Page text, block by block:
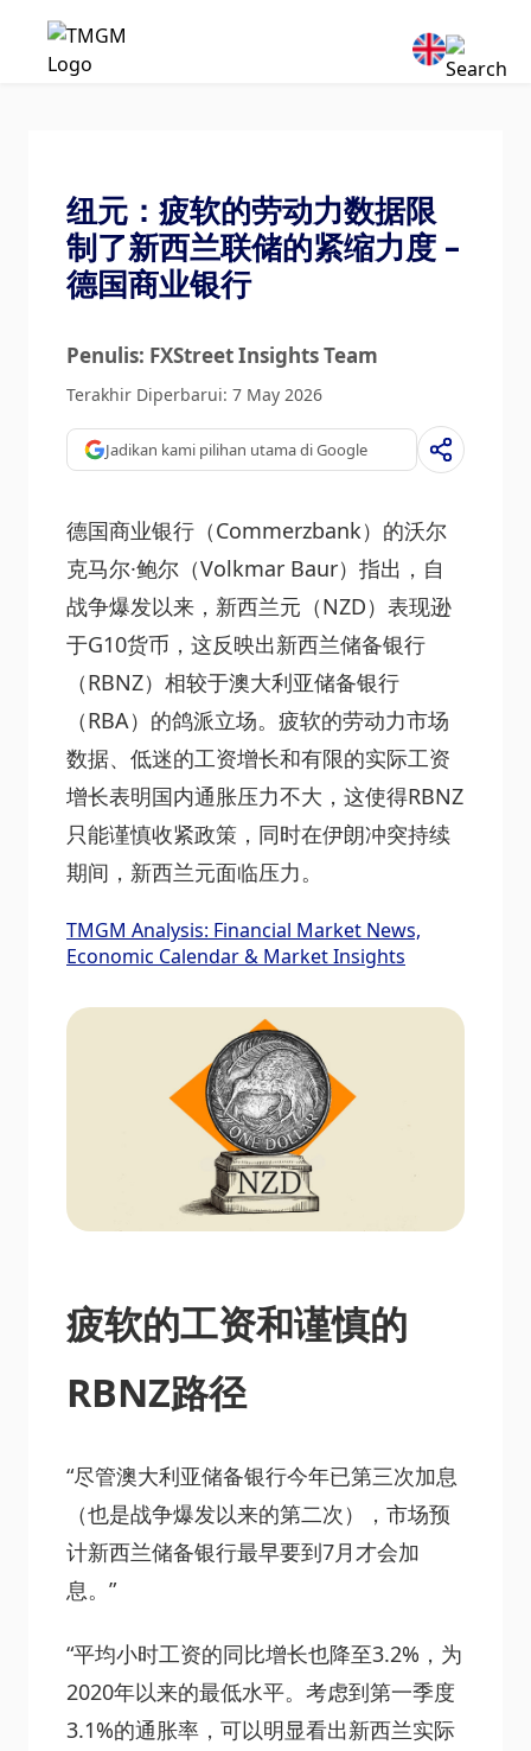
纽元：疲软的劳动力数据限
制了新西兰联储的紧缩力度 –
德国商业银行
Penulis: FXStreet Insights Team
Terakhir Diperbarui: 7 May 2026
Jadikan kami pilihan utama di Google
德国商业银行（Commerzbank）的沃尔
克马尔·鲍尔（Volkmar Baur）指出，自
战争爆发以来，新西兰元（NZD）表现逊
于G10货币，这反映出新西兰储备银行
（RBNZ）相较于澳大利亚储备银行
（RBA）的鸽派立场。疲软的劳动力市场
数据、低迷的工资增长和有限的实际工资
增长表明国内通胀压力不大，这使得RBNZ
只能谨慎收紧政策，同时在伊朗冲突持续
期间，新西兰元面临压力。
TMGM Analysis: Financial Market News,
Economic Calendar & Market Insights
疲软的工资和谨慎的
RBNZ路径
“尽管澳大利亚储备银行今年已第三次加息
（也是战争爆发以来的第二次），市场预
计新西兰储备银行最早要到7月才会加
息。”
“平均小时工资的同比增长也降至3.2%，为
2020年以来的最低水平。考虑到第一季度
3.1%的通胀率，可以明显看出新西兰实际